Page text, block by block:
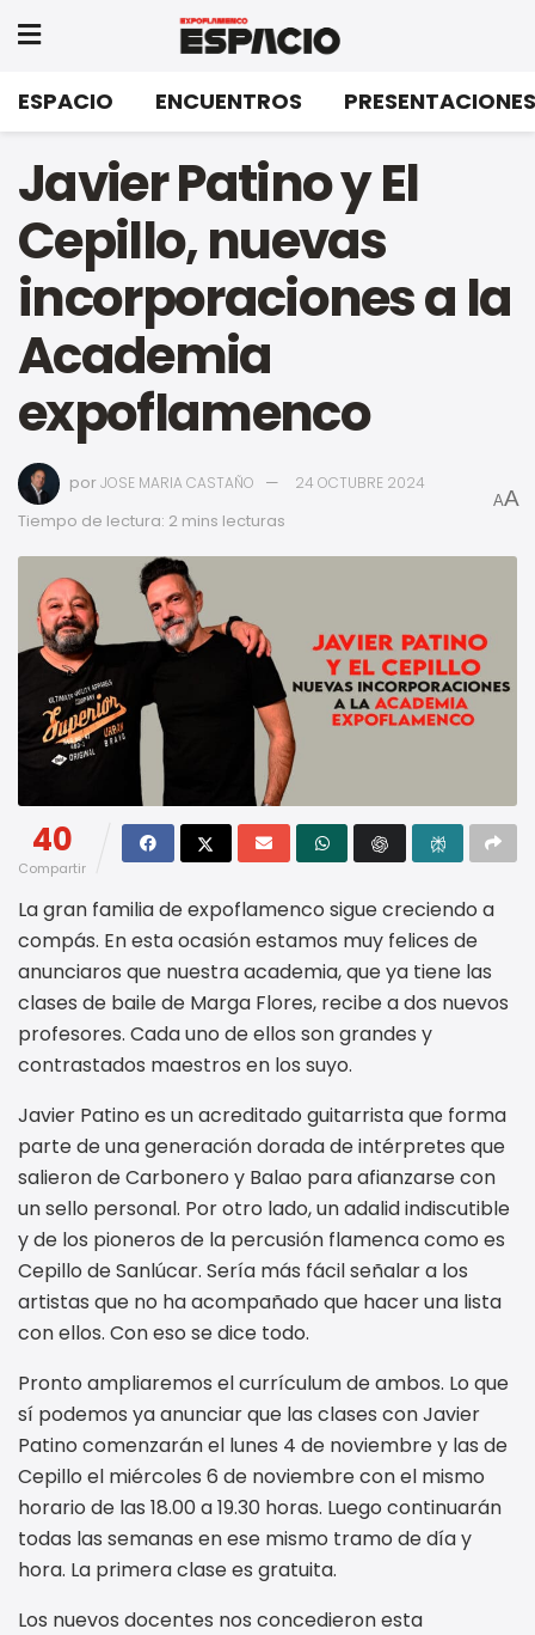
ESPACIO ENCUENTROS PRESENTACIONES
Javier Patino y El
Cepillo, nuevas
incorporaciones a la
Academia
expoflamenco
porJOSE MARIA CASTAÑO 24 OCTUBRE 2024
Tiempo de lectura: 2 mins lecturas
AA
40
Compartir
La gran familia de expoflamenco sigue creciendo a
compás. En esta ocasión estamos muy felices de
anunciaros que nuestra academia, que ya tiene las
clases de baile de Marga Flores, recibe a dos nuevos
profesores. Cada uno de ellos son grandes y
contrastados maestros en los suyo.
Javier Patino es un acreditado guitarrista que forma
parte de una generación dorada de intérpretes que
salieron de Carbonero y Balao para afianzarse con
un sello personal. Por otro lado, un adalid indiscutible
y de los pioneros de la percusión flamenca como es
Cepillo de Sanlúcar. Sería más fácil señalar a los
artistas que no ha acompañado que hacer una lista
con ellos. Con eso se dice todo.
Pronto ampliaremos el currículum de ambos. Lo que
sí podemos ya anunciar que las clases con Javier
Patino comenzarán el lunes 4 de noviembre y las de
Cepillo el miércoles 6 de noviembre con el mismo
horario de las 18.00 a 19.30 horas. Luego continuarán
todas las semanas en ese mismo tramo de día y
hora. La primera clase es gratuita.
Los nuevos docentes nos concedieron esta